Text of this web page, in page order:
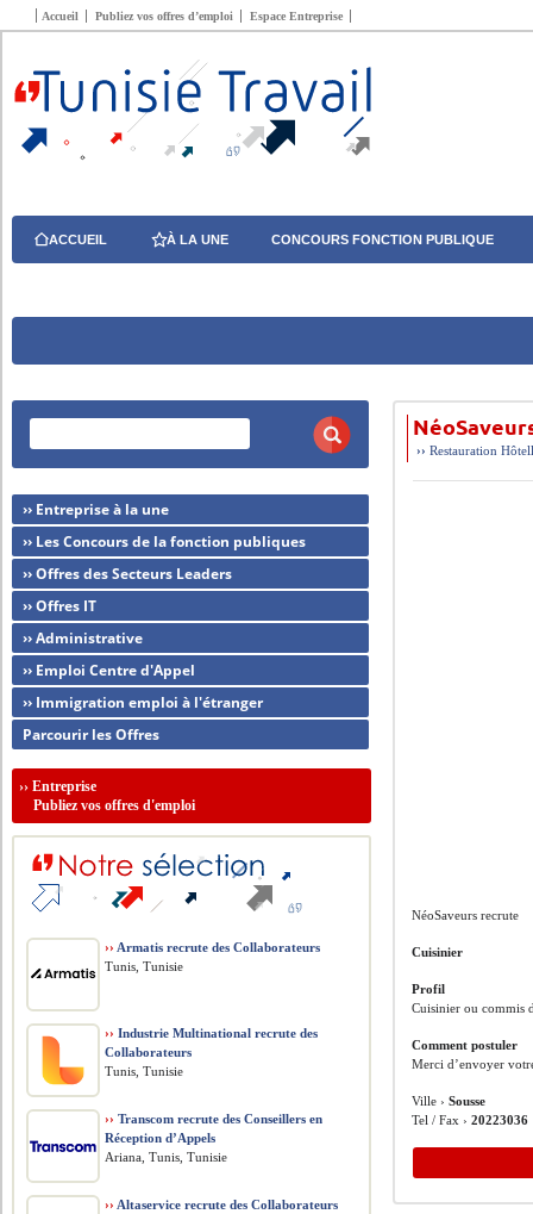
Accueil Publiez vos offres d’emploi Espace Entreprise
ACCUEIL À LA UNE CONCOURS FONCTION PUBLIQUE
››Restauration
NéoSaveurs recrute
Cuisinier
Profil
Cuisinier ou commis
Comment postuler
Merci d’envoyer
Ville ›Sousse
Tel / Fax ›20223036
›› Entreprise à la une
›› Les Concours de la fonction publiques
›› Offres des Secteurs Leaders
›› Offres IT
›› Administrative
›› Emploi Centre d'Appel
›› Immigration emploi à l'étranger
Parcourir les Offres
››Entreprise
Publiez vos offres d'emploi
›› Armatis recrute des Collaborateurs
Tunis, Tunisie
›› Industrie Multinational recrute des
Collaborateurs
Tunis, Tunisie
›› Transcom recrute des Conseillers en
Réception d’Appels
Ariana, Tunis, Tunisie
›› Altaservice recrute des Collaborateurs